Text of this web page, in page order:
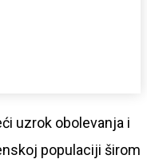
uzrok obolevanja i
populaciji širom